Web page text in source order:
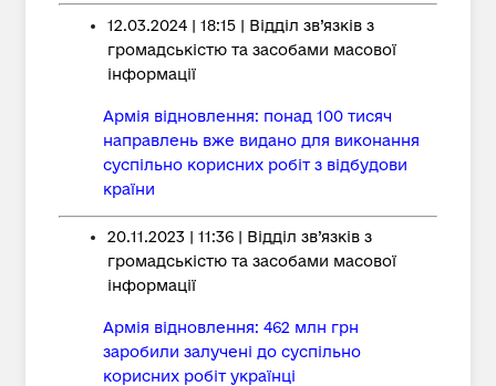
12.03.2024 | 18:15 | Відділ зв’язків з
громадськістю та засобами масової
інформації
Армія відновлення: понад 100 тисяч
направлень вже видано для виконання
суспільно корисних робіт з відбудови
країни
20.11.2023 | 11:36 | Відділ зв’язків з
громадськістю та засобами масової
інформації
Армія відновлення: 462 млн грн
заробили залучені до суспільно
корисних робіт українці